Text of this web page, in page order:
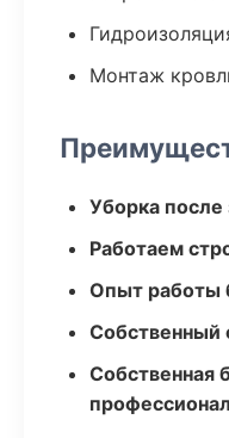
Монтаж
Уборка
Работаем
Опыт работы
Собственный
Собственная